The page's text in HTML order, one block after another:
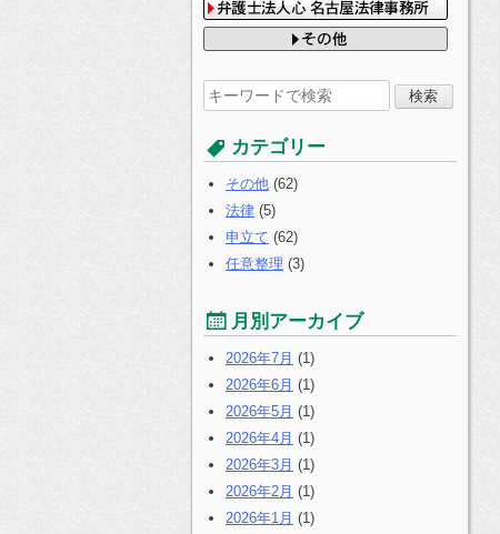
検
索
す
る:
カテゴリー
その他 (62)
法律 (5)
申立て (62)
任意整理 (3)
月別アーカイブ
2026年7月 (1)
2026年6月 (1)
2026年5月 (1)
2026年4月 (1)
2026年3月 (1)
2026年2月 (1)
2026年1月 (1)